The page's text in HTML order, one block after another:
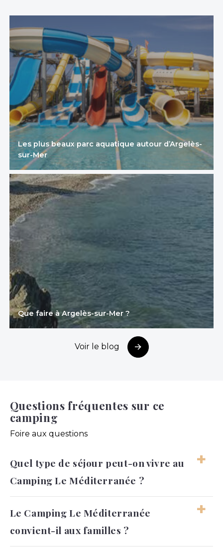
Les plus beaux parc aquatique autour d’Argelès-
sur-Mer
Que faire à Argelès-sur-Mer ?
Voir le blog
Questions fréquentes sur ce
camping
Foire aux questions
Quel type de séjour peut-on vivre au
Camping Le Méditerranée ?
confortable, avec une vraie place accordée à
l’eau et aux moments partagés. Il reste
Le Camping Le Méditerranée
convient-il aux familles ?